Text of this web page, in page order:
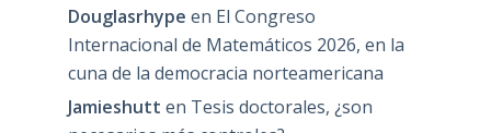
Douglasrhype en El Congreso
Internacional de Matemáticos 2026, en la
cuna de la democracia norteamericana
Jamieshutt en Tesis doctorales, ¿son